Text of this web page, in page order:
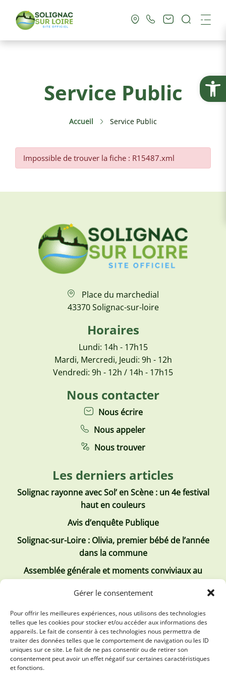
Ouvrir
Gérer le consentement
Pour offrir les meilleures expériences, nous utilisons des technologies
telles que les cookies pour stocker et/ou accéder aux informations des
appareils. Le fait de consentir à ces technologies nous permettra de
traiter des données telles que le comportement de navigation ou les ID
uniques sur ce site. Le fait de ne pas consentir ou de retirer son
consentement peut avoir un effet négatif sur certaines caractéristiques
et fonctions.
Vie Pratique
Culture & Loisirs
Tourisme
Service Public
Accueil Service Public
Impossible de trouver la fiche : R15487.xml
Place du marchedial
43370 Solignac-sur-loire
Horaires
Lundi: 14h - 17h15
Mardi, Mercredi, Jeudi: 9h - 12h
Vendredi: 9h - 12h / 14h - 17h15
Nous contacter
Nous écrire
Nous appeler
Nous trouver
Les derniers articles
Solignac rayonne avec Sol’ en Scène : un 4e festival
haut en couleurs
Avis d’enquête Publique
Solignac-sur-Loire : Olivia, premier bébé de l’année
dans la commune
Assemblée générale et moments conviviaux au
Les derniers comptes rendus
Conseil municipal 2 juillet 2026
Conseil Municipal du 30 avril 2026